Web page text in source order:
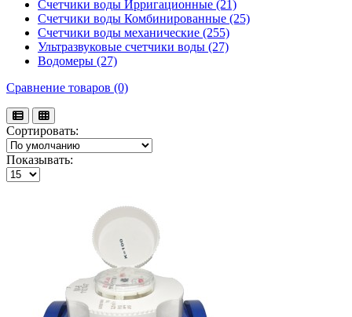
Счетчики воды Ирригационные (21)
Счетчики воды Комбинированные (25)
Счетчики воды механические (255)
Ультразвуковые счетчики воды (27)
Водомеры (27)
Сравнение товаров (0)
Сортировать:
Показывать: